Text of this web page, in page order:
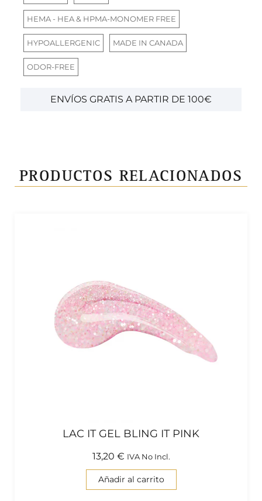
HEMA - HEA & HPMA-MONOMER FREE
HYPOALLERGENIC MADE IN CANADA
ODOR-FREE
ENVÍOS GRATIS A PARTIR DE 100€
PRODUCTOS RELACIONADOS
LAC IT GEL BLING IT PINK
13,20 € IVA No Incl.
Añadir al carrito